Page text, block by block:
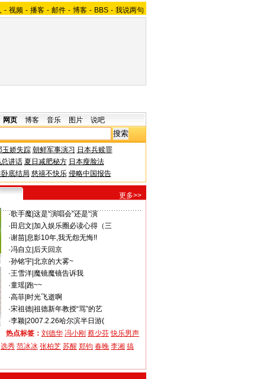
- 视频 - 播客 - 邮件 - 博客 - BBS - 我说两句
网页 博客 音乐 图片 说吧
玉娇失踪 朝鲜军事演习 日本兵赎罪
讲话 夏日减肥秘方 日本瘦脸法
底结局 慈禧不快乐 侵略中国报告
更多>>
·歌手魔| 这是“演唱会”还是“演
· 田启文 加入娱乐圈必读心得（三
·谢苗| 息影10年,我无怨无悔!!
·冯自立 后天回京
·孙铭宇| 北京的大雾~
·王雪洋| 魔镜魔镜告诉我
·童瑶| 跑~~
·高菲| 时光飞逝啊
·宋祖德| 祖德新年教授“骂”的艺
·李颖| 2007.2.26哈尔滨半日游(
热点标签： 刘德华 冯小刚 蔡少芬 快乐男声
选秀 范冰冰 张柏芝 苏醒 郑钧 春晚 李湘 搞